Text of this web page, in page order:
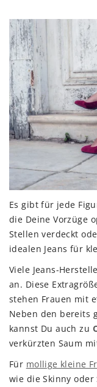
Es gibt für jede
die Deine Vorzüge
Stellen verdeckt
idealen Jeans für
Viele Jeans-
an. Diese
stehen Frauen mit
Neben den bereits
kannst Du auch zu
verkürzten Saum
Für mollige kleine
wie die Skinny